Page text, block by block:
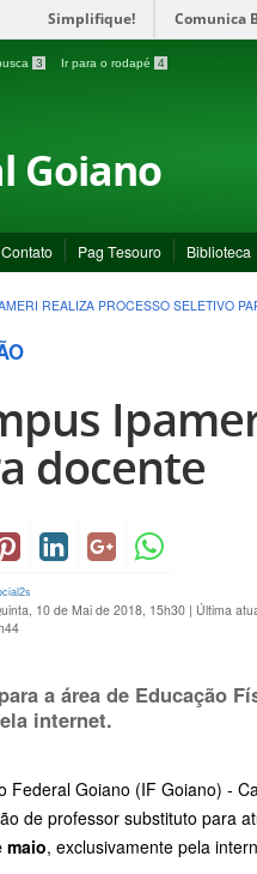
Simplifique! Comunica
3 Ir para o rodapé 4
Goiano
Contato Pag Tesouro Biblioteca
REALIZA PROCESSO SELETIVO
docente
10 de Mai de 2018, 15h30 | Última
a área de Educação
internet.
Federal Goiano (IF Goiano) -
de professor substituto para
maio, exclusivamente pela